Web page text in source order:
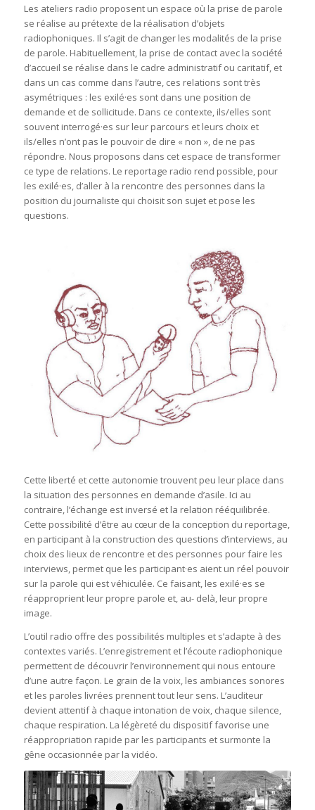
Les ateliers radio proposent un espace où la prise de parole
se réalise au prétexte de la réalisation d’objets
radiophoniques. Il s’agit de changer les modalités de la prise
de parole. Habituellement, la prise de contact avec la société
d’accueil se réalise dans le cadre administratif ou caritatif, et
dans un cas comme dans l’autre, ces relations sont très
asymétriques : les exilé·es sont dans une position de
demande et de sollicitude. Dans ce contexte, ils/elles sont
souvent interrogé·es sur leur parcours et leurs choix et
ils/elles n’ont pas le pouvoir de dire « non », de ne pas
répondre. Nous proposons dans cet espace de transformer
ce type de relations. Le reportage radio rend possible, pour
les exilé·es, d’aller à la rencontre des personnes dans la
position du journaliste qui choisit son sujet et pose les
questions.
Cette liberté et cette autonomie trouvent peu leur place dans
la situation des personnes en demande d’asile. Ici au
contraire, l’échange est inversé et la relation rééquilibrée.
Cette possibilité d’être au cœur de la conception du reportage,
en participant à la construction des questions d’interviews, au
choix des lieux de rencontre et des personnes pour faire les
interviews, permet que les participant·es aient un réel pouvoir
sur la parole qui est véhiculée. Ce faisant, les exilé·es se
réapproprient leur propre parole et, au- delà, leur propre
image.
L’outil radio offre des possibilités multiples et s’adapte à des
contextes variés. L’enregistrement et l’écoute radiophonique
permettent de découvrir l’environnement qui nous entoure
d’une autre façon. Le grain de la voix, les ambiances sonores
et les paroles livrées prennent tout leur sens. L’auditeur
devient attentif à chaque intonation de voix, chaque silence,
chaque respiration. La légèreté du dispositif favorise une
réappropriation rapide par les participants et surmonte la
gêne occasionnée par la vidéo.